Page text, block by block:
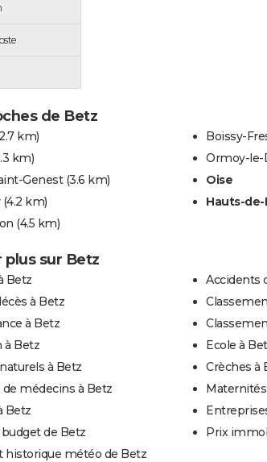
de Betz
km)
km)
Genest (3.6 km)
(4.2 km)
(4.5 km)
Boissy-
Ormoy-le-
Oise
Hauts-de-
plus sur Betz
Betz
à Betz
à Betz
à Betz
à Betz
médecins à Betz
Betz
de Betz
historique météo de Betz
Accidents
Ecole à
Crèches à
Prix